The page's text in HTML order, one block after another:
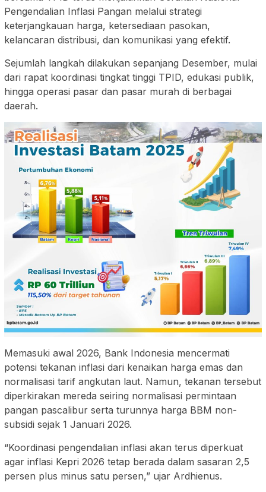
Pengendalian Inflasi Pangan melalui strategi
keterjangkauan harga, ketersediaan pasokan,
kelancaran distribusi, dan komunikasi yang efektif.
Sejumlah langkah dilakukan sepanjang Desember, mulai
dari rapat koordinasi tingkat tinggi TPID, edukasi publik,
hingga operasi pasar dan pasar murah di berbagai
daerah.
Memasuki awal 2026, Bank Indonesia mencermati
potensi tekanan inflasi dari kenaikan harga emas dan
normalisasi tarif angkutan laut. Namun, tekanan tersebut
diperkirakan mereda seiring normalisasi permintaan
pangan pascalibur serta turunnya harga BBM non-
subsidi sejak 1 Januari 2026.
“Koordinasi pengendalian inflasi akan terus diperkuat
agar inflasi Kepri 2026 tetap berada dalam sasaran 2,5
persen plus minus satu persen,” ujar Ardhienus.